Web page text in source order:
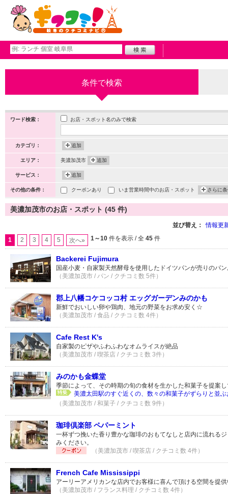
条件で検索
ワード検索： お店・スポット名のみで検索
カテゴリ： 追加
エリア： 美濃加茂市 追加
サービス： 追加
その他の条件： クーポンあり いま営業時間中のお店・スポット さらに
美濃加茂市のお店・スポット (45 件)
並び替え： 情報更
1 2 3 4 5 次へ» 1～10 件を表示 / 全 45 件
Backerei Fujimura
国産小麦・自家製天然酵母を使用したドイツパンが売りのパ
（美濃加茂市 / パン / クチコミ数 5件）
郡上八幡コケコッコ村 エッグガーデンみのかも
新鮮でおいしい卵や鶏肉、地元の野菜をお求め安く☆
（美濃加茂市 / 食品 / クチコミ数 4件）
Cafe Rest K's
自家製のピザやふわふわなオムライスが絶品
（美濃加茂市 / 喫茶店 / クチコミ数 3件）
みのかも金蝶堂
季節によって、その時期の旬の食材を生かした和菓子を提案
美濃太田駅のすぐ近くの、数々の和菓子がずらりと並
（美濃加茂市 / 和菓子 / クチコミ数 9件）
珈琲倶楽部 ペパーミント
一杯ずつ挽いた香り豊かな珈琲のおもてなしと店内に流れる
みください。
（美濃加茂市 / 喫茶店 / クチコミ数 4件）
French Cafe Mississippi
アーリーアメリカンな店内でお客様に喜んで頂ける空間を提
（美濃加茂市 / フランス料理 / クチコミ数 4件）